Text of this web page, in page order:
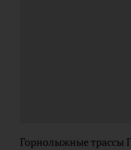
Горнолыжные трассы